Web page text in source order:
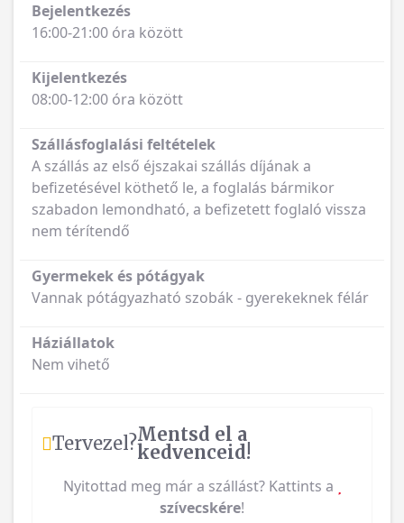
Bejelentkezés
16:00-21:00 óra között
Kijelentkezés
08:00-12:00 óra között
Szállásfoglalási feltételek
A szállás az első éjszakai szállás díjának a
befizetésével köthető le, a foglalás bármikor
szabadon lemondható, a befizetett foglaló vissza
nem térítendő
Gyermekek és pótágyak
Vannak pótágyazható szobák - gyerekeknek félár
Háziállatok
Nem vihető
Tervezel?Mentsd el a
kedvenceid!
Nyitottad meg már a szállást? Kattints a
szívecskére!